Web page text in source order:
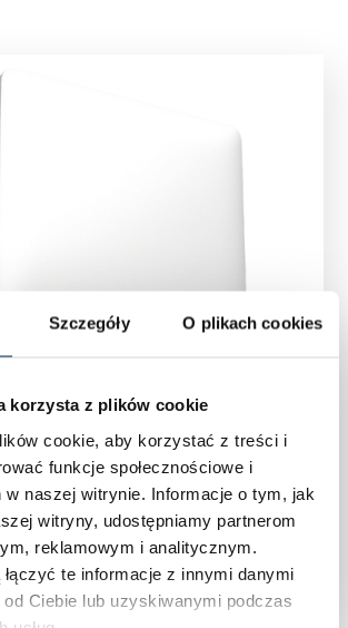
Szczegóły O plikach cookies
korzysta z plików cookie
cookie, aby korzystać z treści i
funkcje społecznościowe i
naszej witrynie. Informacje o tym, jak
witryny, udostępniamy partnerom
reklamowym i analitycznym.
te informacje z innymi danymi
Ciebie lub uzyskiwanymi podczas
FoxESS T20-G3 20 kW